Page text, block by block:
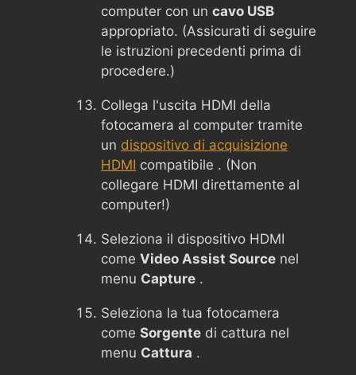
computer con un cavo USB
appropriato. (Assicurati di seguire
le istruzioni precedenti prima di
procedere.)
Collega l'uscita HDMI della
fotocamera al computer tramite
un dispositivo di acquisizione
HDMI compatibile . (Non
collegare HDMI direttamente al
computer!)
Seleziona il dispositivo HDMI
come Video Assist Source nel
menu Capture .
Seleziona la tua fotocamera
come Sorgente di cattura nel
menu Cattura .